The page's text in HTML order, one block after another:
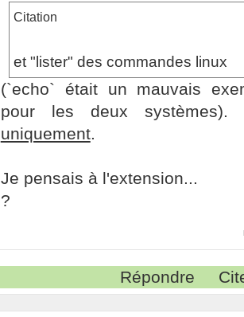
Citation
et "lister" des commandes linux
(`echo` était un mauvais
pour les deux systèmes).
uniquement.
Je pensais à l'extension...
?
Répondre